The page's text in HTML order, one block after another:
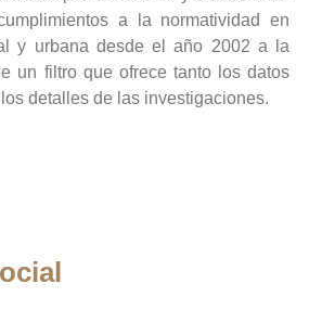
a la normatividad en
y urbana desde el año 2002 a la
un filtro que ofrece tanto los datos
detalles de las investigaciones.